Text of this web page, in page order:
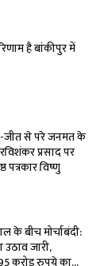
है बांकीपुर में
जीत से परे जनमत के
प्रसाद पर
पत्रकार विष्णु
के बीच मोर्चाबंदी:
जारी,